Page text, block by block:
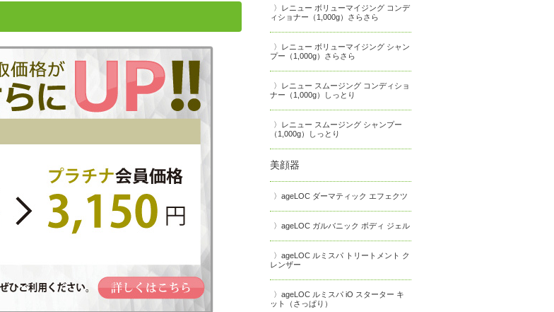
レニュー ボリューマイジング コンデ
ィショナー（1,000g）さらさら
レニュー ボリューマイジング シャン
プー（1,000g）さらさら
レニュー スムージング コンディショ
ナー（1,000g）しっとり
レニュー スムージング シャンプー
（1,000g）しっとり
美顔器
ageLOC ダーマティック エフェクツ
ageLOC ガルバニック ボディ ジェル
ageLOC ルミスパ トリートメント ク
レンザー
ageLOC ルミスパ iO スターター キ
ット（さっぱり）